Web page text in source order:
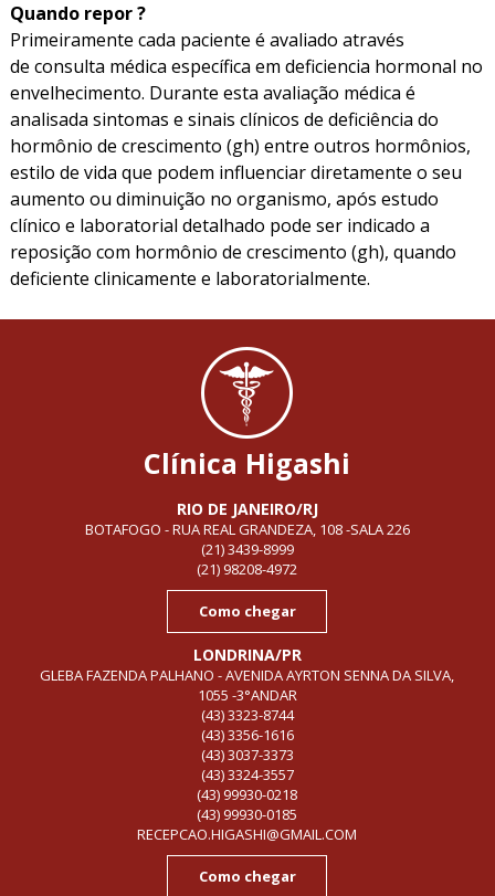
Quando repor ?
Primeiramente cada paciente é avaliado através
de consulta médica específica em deficiencia hormonal no
envelhecimento. Durante esta avaliação médica é
analisada sintomas e sinais clínicos de deficiência do
hormônio de crescimento (gh) entre outros hormônios,
estilo de vida que podem influenciar diretamente o seu
aumento ou diminuição no organismo, após estudo
clínico e laboratorial detalhado pode ser indicado a
reposição com hormônio de crescimento (gh), quando
deficiente clinicamente e laboratorialmente.
Clínica Higashi
RIO DE JANEIRO/RJ
BOTAFOGO - RUA REAL GRANDEZA, 108 -SALA 226
(21) 3439-8999
(21) 98208-4972
Como chegar
LONDRINA/PR
GLEBA FAZENDA PALHANO - AVENIDA AYRTON SENNA DA SILVA,
1055 -3°ANDAR
(43) 3323-8744
(43) 3356-1616
(43) 3037-3373
(43) 3324-3557
(43) 99930-0218
(43) 99930-0185
RECEPCAO.HIGASHI@GMAIL.COM
Como chegar